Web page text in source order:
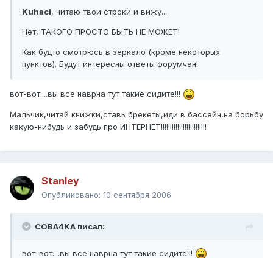
Kuhacl, читаю твои строки и вижу...
Нет, ТАКОГО ПРОСТО БЫТЬ НЕ МОЖЕТ!
Как будто смотрюсь в зеркало (кроме некоторых
пунктов). Будут интересны ответы форумчан!
вот-вот....вы все наврна тут такие сидите!!!
Мальчик,читай книжки,ставь брекеты,иди в бассейн,на борьбу
какую-нибудь и забудь про ИНТЕРНЕТ!!!!!!!!!!!!!!!!!!!!!!!!!
Stanley
Опубликовано: 10 сентября 2006
COBA4KA писал:
вот-вот....вы все наврна тут такие сидите!!!